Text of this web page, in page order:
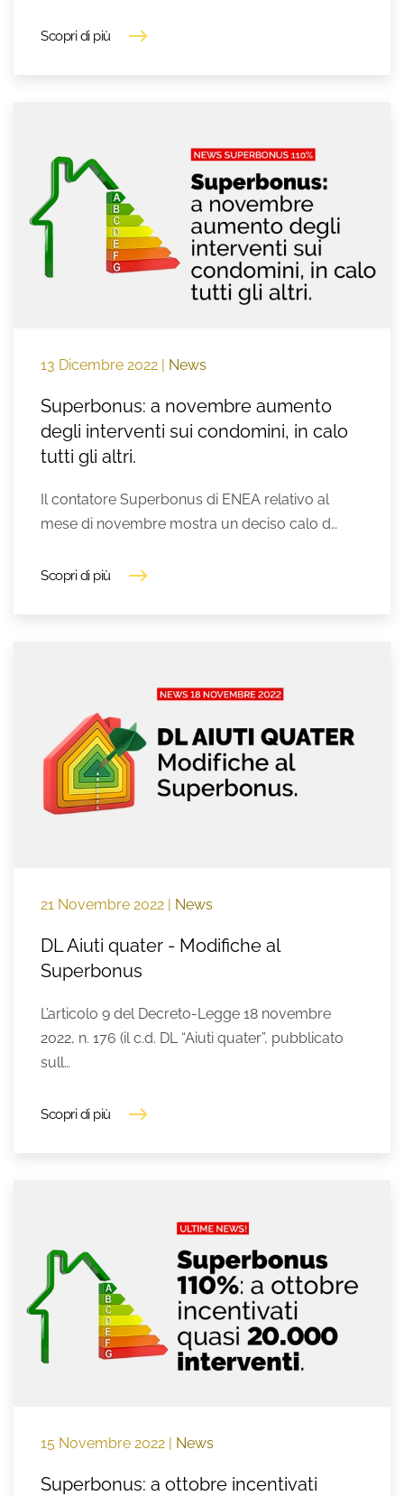
Scopri di più
13 Dicembre 2022 | News
Superbonus: a novembre aumento
degli interventi sui condomini, in calo
tutti gli altri.
Il contatore Superbonus di ENEA relativo al
mese di novembre mostra un deciso calo d…
Scopri di più
21 Novembre 2022 | News
DL Aiuti quater - Modifiche al
Superbonus
L’articolo 9 del Decreto-Legge 18 novembre
2022, n. 176 (il c.d. DL “Aiuti quater”, pubblicato
sull…
Scopri di più
15 Novembre 2022 | News
Superbonus: a ottobre incentivati